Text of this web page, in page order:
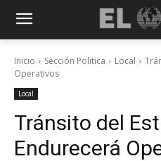
Inicio Sección Politica Local
Operativos
Local
Tránsito del
Endurecerá